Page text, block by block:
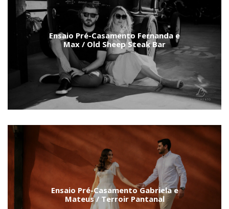
Ensaio Pré-Casamento Fernanda e
Max / Old Sheep Steak Bar
Ensaio Pré-Casamento Gabriela e
Mateus / Terroir Pantanal